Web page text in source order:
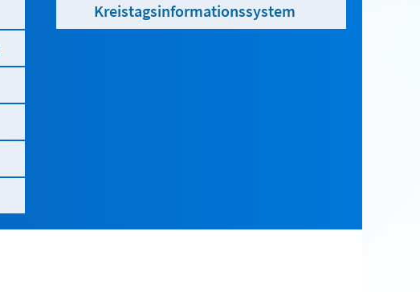
Kreistagsinformationssystem